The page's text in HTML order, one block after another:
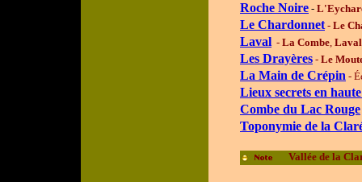
Roche Noire -
Le Chardonnet- Le
Laval - La Combe, Laval
Les Drayères - Le
La Main de Crépin -
Lieux secrets en
Combe du Lac Rouge
Toponymie de la
Vallée de la